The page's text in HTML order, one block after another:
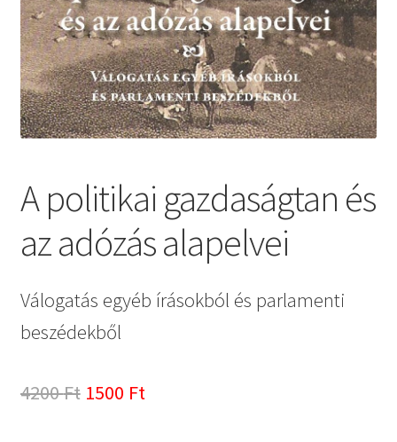
A ​politikai gazdaságtan és
az adózás alapelvei
Válogatás egyéb írásokból és parlamenti
beszédekből
4200Ft Original
1500 FtCurrent